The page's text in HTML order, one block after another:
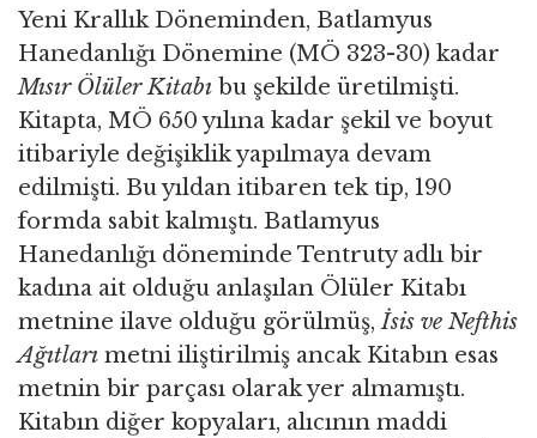
Yeni Krallık Döneminden, Batlamyus
Hanedanlığı Dönemine (MÖ 323-30) kadar
Mısır Ölüler Kitabı bu şekilde üretilmişti.
Kitapta, MÖ 650 yılına kadar şekil ve boyut
itibariyle değişiklik yapılmaya devam
edilmişti. Bu yıldan itibaren tek tip, 190
formda sabit kalmıştı. Batlamyus
Hanedanlığı döneminde Tentruty adlı bir
kadına ait olduğu anlaşılan Ölüler Kitabı
metnine ilave olduğu görülmüş,İsis ve Nefthis
Ağıtları metni iliştirilmiş ancak Kitabın esas
metnin bir parçası olarak yer almamıştı.
Kitabın diğer kopyaları, alıcının maddi